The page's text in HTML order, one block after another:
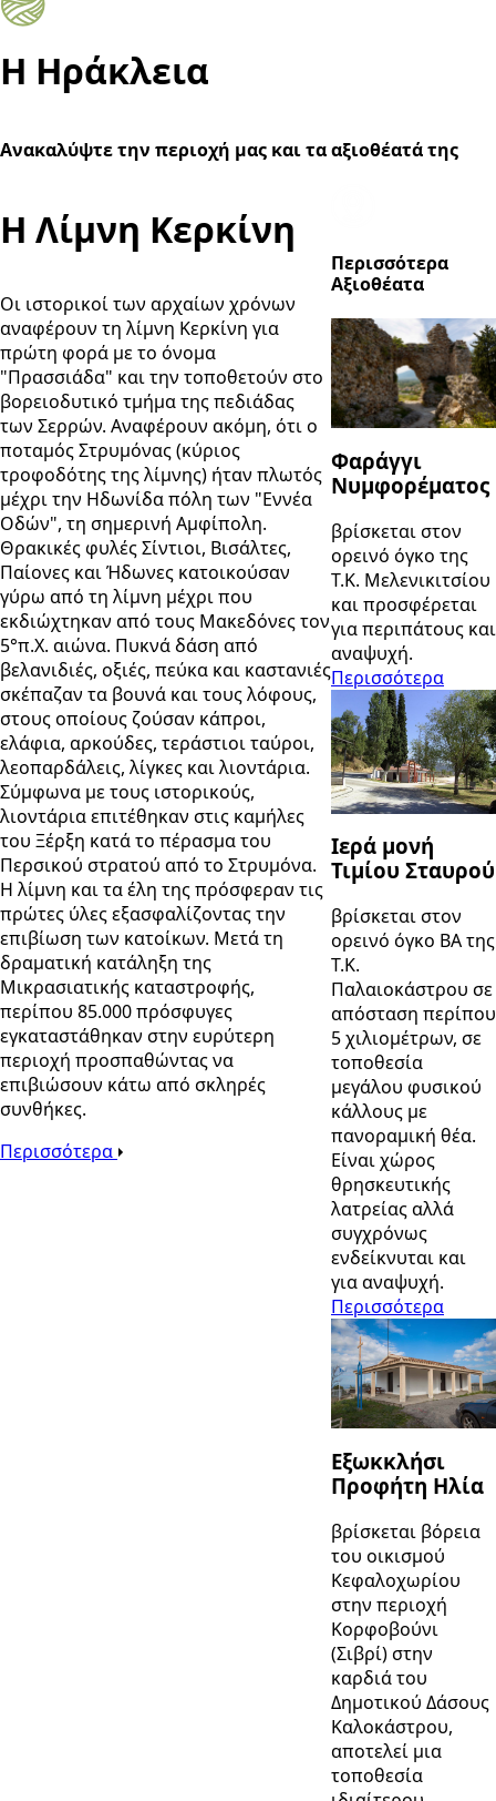
Η Ηράκλεια
Ανακαλύψτε την περιοχή μας και τα αξιοθέατά της
Η Λίμνη Κερκίνη
Οι ιστορικοί των αρχαίων χρόνων
αναφέρουν τη λίμνη Κερκίνη για
πρώτη φορά με το όνομα
"Πρασσιάδα" και την τοποθετούν στο
βορειοδυτικό τμήμα της πεδιάδας
των Σερρών. Αναφέρουν ακόμη, ότι ο
ποταμός Στρυμόνας (κύριος
τροφοδότης της λίμνης) ήταν πλωτός
μέχρι την Ηδωνίδα πόλη των "Εννέα
Οδών", τη σημερινή Αμφίπολη.
Θρακικές φυλές Σίντιοι, Βισάλτες,
Παίονες και Ήδωνες κατοικούσαν
γύρω από τη λίμνη μέχρι που
εκδιώχτηκαν από τους Μακεδόνες τον
5°π.Χ. αιώνα. Πυκνά δάση από
βελανιδιές, οξιές, πεύκα και καστανιές
σκέπαζαν τα βουνά και τους λόφους,
στους οποίους ζούσαν κάπροι,
ελάφια, αρκούδες, τεράστιοι ταύροι,
λεοπαρδάλεις, λίγκες και λιοντάρια.
Σύμφωνα με τους ιστορικούς,
λιοντάρια επιτέθηκαν στις καμήλες
του Ξέρξη κατά το πέρασμα του
Περσικού στρατού από το Στρυμόνα.
Η λίμνη και τα έλη της πρόσφεραν τις
πρώτες ύλες εξασφαλίζοντας την
επιβίωση των κατοίκων. Μετά τη
δραματική κατάληξη της
Μικρασιατικής καταστροφής,
περίπου 85.000 πρόσφυγες
εγκαταστάθηκαν στην ευρύτερη
περιοχή προσπαθώντας να
επιβιώσουν κάτω από σκληρές
συνθήκες.
Περισσότερα
Περισσότερα
Αξιοθέατα
Φαράγγι
Νυμφορέματος
βρίσκεται στον
ορεινό όγκο της
Τ.Κ. Μελενικιτσίου
και προσφέρεται
για περιπάτους και
αναψυχή.
Περισσότερα
Ιερά μονή
Τιμίου Σταυρού
βρίσκεται στον
ορεινό όγκο ΒΑ της
Τ.Κ.
Παλαιοκάστρου σε
απόσταση περίπου
5 χιλιομέτρων, σε
τοποθεσία
μεγάλου φυσικού
κάλλους με
πανοραμική θέα.
Είναι χώρος
θρησκευτικής
λατρείας αλλά
συγχρόνως
ενδείκνυται και
για αναψυχή.
Περισσότερα
Εξωκκλήσι
Προφήτη Ηλία
βρίσκεται βόρεια
του οικισμού
Κεφαλοχωρίου
στην περιοχή
Κορφοβούνι
(Σιβρί) στην
καρδιά του
Δημοτικού Δάσους
Καλοκάστρου,
αποτελεί μια
τοποθεσία